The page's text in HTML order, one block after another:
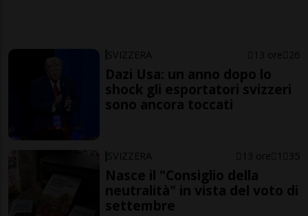
SVIZZERA 13 ore 26
Dazi Usa: un anno dopo lo
shock gli esportatori svizzeri
sono ancora toccati
SVIZZERA 13 ore 1 35
Nasce il "Consiglio della
neutralità" in vista del voto di
settembre